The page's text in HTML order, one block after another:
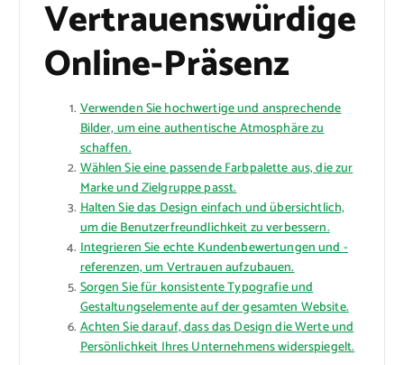
Vertrauenswürdige
Online-Präsenz
Verwenden Sie hochwertige und ansprechende
Bilder, um eine authentische Atmosphäre zu
schaffen.
Wählen Sie eine passende Farbpalette aus, die zur
Marke und Zielgruppe passt.
Halten Sie das Design einfach und übersichtlich,
um die Benutzerfreundlichkeit zu verbessern.
Integrieren Sie echte Kundenbewertungen und -
referenzen, um Vertrauen aufzubauen.
Sorgen Sie für konsistente Typografie und
Gestaltungselemente auf der gesamten Website.
Achten Sie darauf, dass das Design die Werte und
Persönlichkeit Ihres Unternehmens widerspiegelt.